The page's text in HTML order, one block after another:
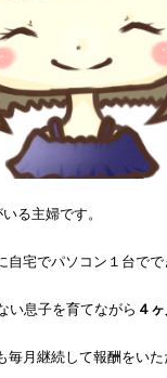
る主婦です。
自宅でパソコン１台で
い息子を育てながら ４
毎月継続して報酬をい